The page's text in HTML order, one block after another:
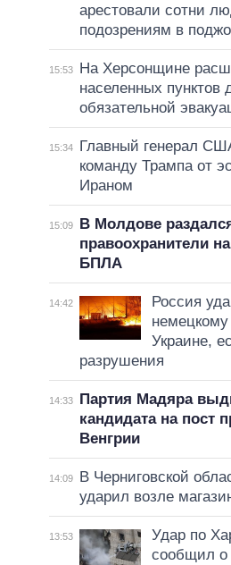
арестовали сотни
подозрениям в
15:53
На Херсонщине
населенных пунктов
обязательной
15:34
Главный генерал
команду Трампа от
Ираном
15:09
В Молдове
правоохранители
БПЛА
14:42
Россия
Украине,
разрушения
14:33
Партия Мадяра
кандидата на пост
Венгрии
14:09
В Черниговской
ударил возле
13:53
Удар по
сообщил о